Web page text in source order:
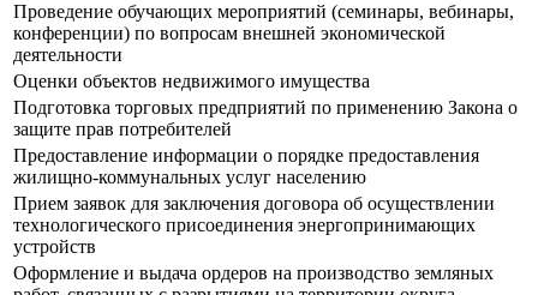
Проведение обучающих мероприятий (семинары, вебинары,
конференции) по вопросам внешней экономической
деятельности
Оценки объектов недвижимого имущества
Подготовка торговых предприятий по применению Закона о
защите прав потребителей
Предоставление информации о порядке предоставления
жилищно-коммунальных услуг населению
Прием заявок для заключения договора об осуществлении
технологического присоединения энергопринимающих
устройств
Оформление и выдача ордеров на производство земляных